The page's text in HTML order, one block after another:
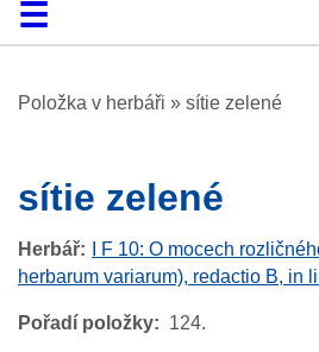
DomůProhlížení
O platformě
Nápověda
KontaktDigitalia
Položka v herbáři » sítie zelené
sítie zelené
Herbář
I F 10: O mocech
herbarum variarum), redactio B, in
Pořadí položky 124.